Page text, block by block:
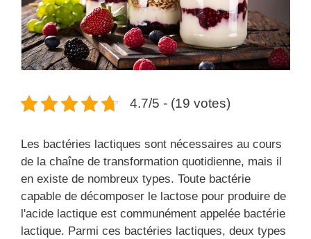
4.7/5 - (19 votes)
Les bactéries lactiques sont nécessaires au cours
de la chaîne de transformation quotidienne, mais il
en existe de nombreux types. Toute bactérie
capable de décomposer le lactose pour produire de
l'acide lactique est communément appelée bactérie
lactique. Parmi ces bactéries lactiques, deux types